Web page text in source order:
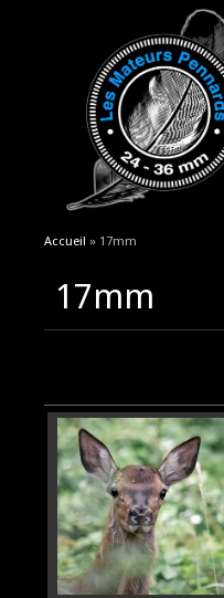
Vous êtes ici
Accueil » 17mm
17mm